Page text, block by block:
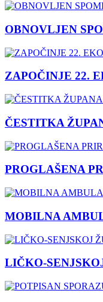
OBNOVLJEN
ZAPOČINJE 22.
ČESTITKA
PROGLAŠENA
MOBILNA
LIČKO-